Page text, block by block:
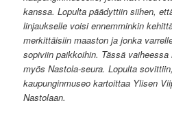
kanssa. Lopulta päädyttiin siihen,
linjaukselle voisi ennemminkin
merkittäisiin maaston ja jonka
sopiviin paikkoihin. Tässä
myös Nastola-seura. Lopulta
kaupunginmuseo kartoittaa Ylisen
Nastolaan.